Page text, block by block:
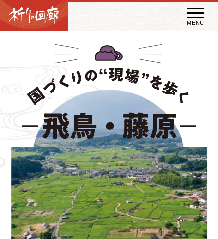
MENU
秘宝・秘仏特別開帳
（スペシャルインタビュー）
祈りの回廊コラム
トップ 掲載コラム
祈りの回廊 2026年春夏版